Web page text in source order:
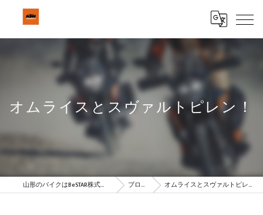
オムライスとスヴァルトピレン！
山形のバイクはBeSTAR株式会社 ブログ オムライスとスヴァルトピレン！